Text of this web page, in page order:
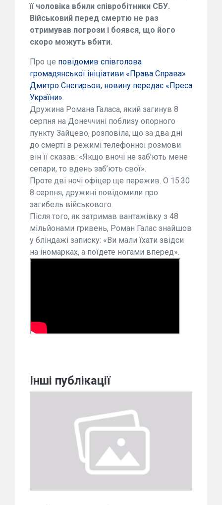
її чоловіка вбили співробітники СБУ.
Військовий перед смертю не раз
отримував погрози і боявся, що його
скоро можуть вбити.
Про це повідомив співголова
громадянської ініціативи «Права Справа»
Дмитро Снєгирьов, новину передає «Преса
України».
Дружина Романа Галаса, який загинув 8
серпня на Донеччині поблизу опорного
пункту Зайцево, розповіла, що за два дні
до смерті в режимі телефонної розмови
він її сказав: «Якщо вночі не заб’ють мене
сепари, то вдень заб’ють свої».
Проте дві ночі офіцер ще пережив. О 15:30
8 серпня, дружині повідомили про
загибель військового.
Після того, як затримав вантажівку з 48
мільйонами гривень, Роман Галас знайшов
у бліндажі записку: «Ви мали їхати звідси
на іномарках, а поїдете ногами вперед».
Інші публікації